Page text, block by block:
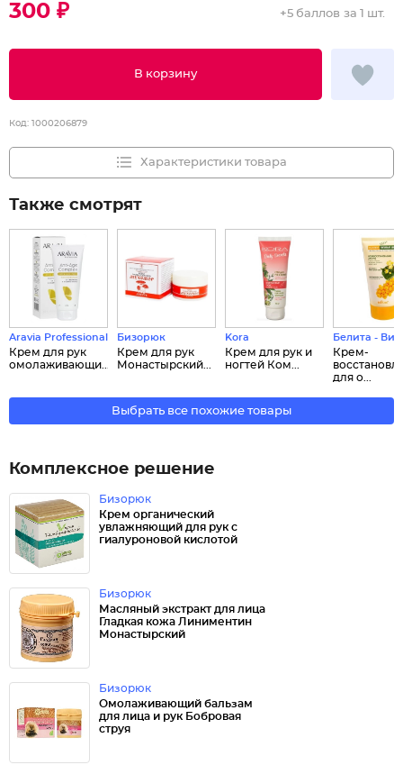
300 ₽
В корзину
+5 баллов за 1 шт.
Код: 1000206879
Характеристики товара
Также смотрят
Aravia Professional
Крем для рук
омолаживающи...
Бизорюк
Крем для рук
Монастырский...
Kora
Крем для рук и
ногтей Ком...
Белита -
Крем-
для о...
Выбрать все похожие товары
Комплексное решение
Бизорюк
Крем органический
увлажняющий для рук с
гиалуроновой кислотой
Бизорюк
Масляный экстракт для лица
Гладкая кожа Линиментин
Монастырский
Бизорюк
Омолаживающий бальзам
для лица и рук Бобровая
струя